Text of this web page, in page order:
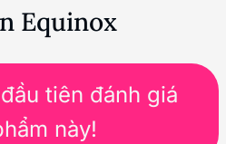
Equinox
tiên đánh giá
này!